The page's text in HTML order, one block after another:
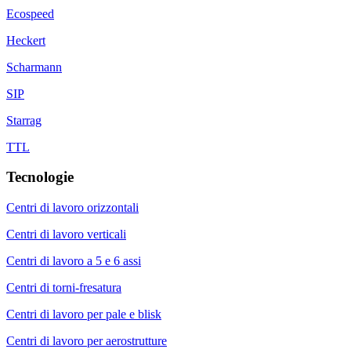
Ecospeed
Heckert
Scharmann
SIP
Starrag
TTL
Tecnologie
Centri di lavoro orizzontali
Centri di lavoro verticali
Centri di lavoro a 5 e 6 assi
Centri di torni-fresatura
Centri di lavoro per pale e blisk
Centri di lavoro per aerostrutture